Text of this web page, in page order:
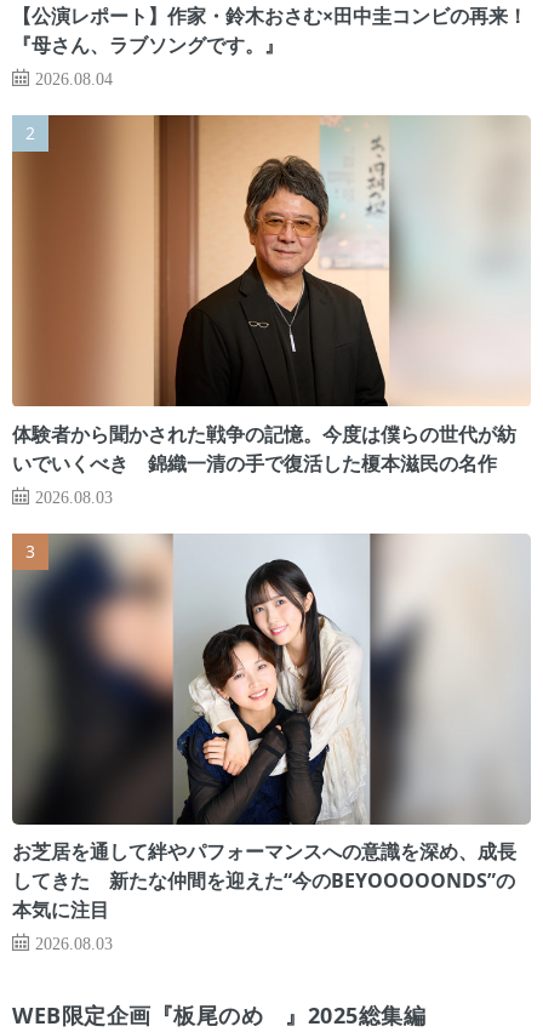
【公演レポート】作家・鈴木おさむ×田中圭コンビの再来！
『母さん、ラブソングです。』
2026.08.04
体験者から聞かされた戦争の記憶。今度は僕らの世代が紡
いでいくべき 錦織一清の手で復活した榎本滋民の名作
2026.08.03
お芝居を通して絆やパフォーマンスへの意識を深め、成長
してきた 新たな仲間を迎えた“今のBEYOOOOONDS”の
本気に注目
2026.08.03
WEB限定企画『板尾のめ゙』2025総集編